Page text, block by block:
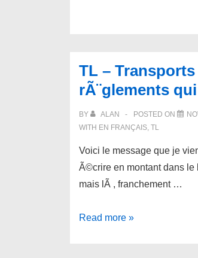
TL –
rÃ¨glements
BY ALAN POSTED ON
WITH EN FRANÇAIS, TL
Voici le message que je
Ã©crire en montant dans le
mais lÃ , franchement …
TL
Read more »